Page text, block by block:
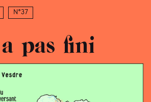
N°37
pas fini